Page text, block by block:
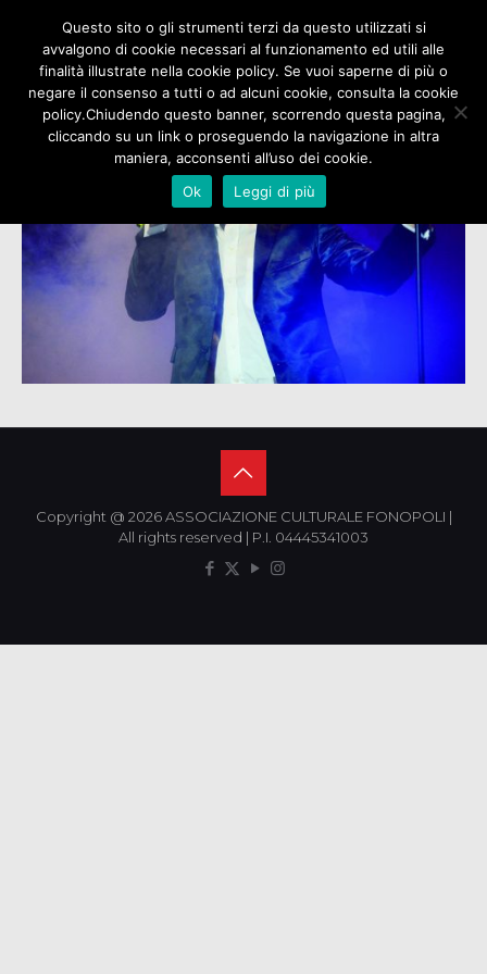
Copyright @ 2026 ASSOCIAZIONE CULTURALE FONOPOLI |
All rights reserved | P.I. 04445341003
Questo sito o gli strumenti terzi da questo utilizzati si
avvalgono di cookie necessari al funzionamento ed utili alle
finalità illustrate nella cookie policy. Se vuoi saperne di più o
negare il consenso a tutti o ad alcuni cookie, consulta la cookie
policy.Chiudendo questo banner, scorrendo questa pagina,
cliccando su un link o proseguendo la navigazione in altra
maniera, acconsenti all’uso dei cookie.
Ok
Leggi di più